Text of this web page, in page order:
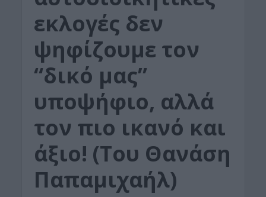
εκλογές δεν
ψηφίζουμε τον
“δικό μας”
υποψήφιο, αλλά
τον πιο ικανό και
άξιο! (Toυ Θανάση
Παπαμιχαήλ)